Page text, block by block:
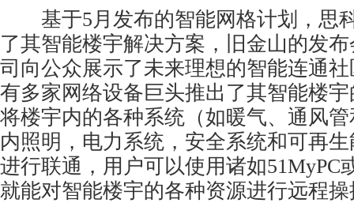
基于5月发布的智能网格计划，思
了其智能楼宇解决方案，旧金山的发
司向公众展示了未来理想的智能连通
有多家网络设备巨头推出了其智能楼
将楼宇内的各种系统（如暖气、通风
内照明，电力系统，安全系统和可再
进行联通，用户可以使用诸如51MyPC
就能对智能楼宇的各种资源进行远程